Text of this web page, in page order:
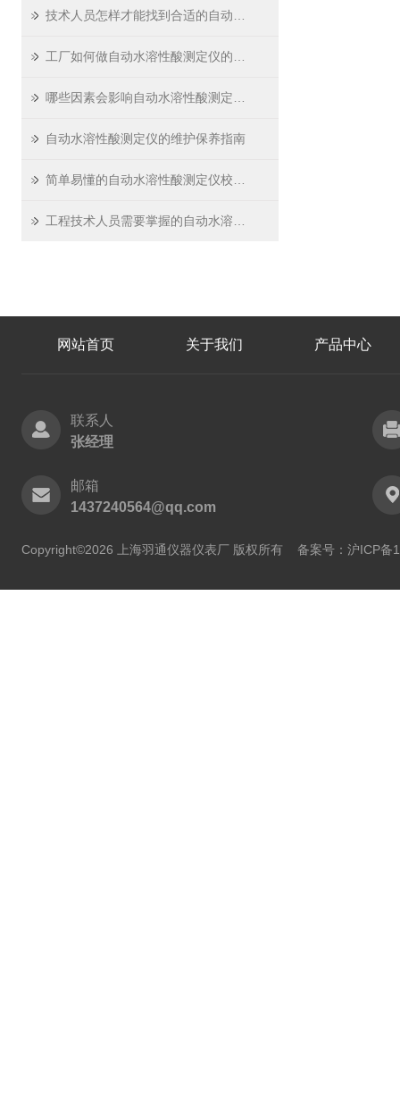
自动水溶性酸测定仪的维护保养指南
网站首页 关于我们 产品中心
联系人
张经理
邮箱
1437240564@qq.com
Copyright©2026 上海羽通仪器仪表厂 版权所有 备案号：沪ICP备